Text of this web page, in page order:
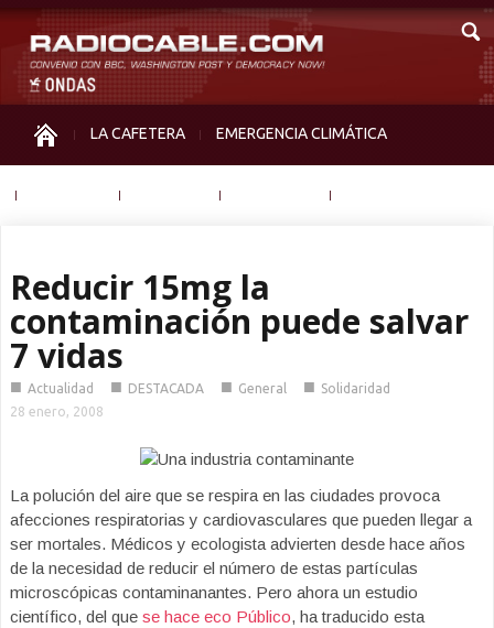
LA CAFETERA EMERGENCIA CLIMÁTICA
Reducir 15mg la
contaminación puede salvar
7 vidas
■ Actualidad ■ DESTACADA ■ General ■ Solidaridad
28 enero, 2008
La polución del aire que se respira en las ciudades provoca
afecciones respiratorias y cardiovasculares que pueden llegar a
ser mortales. Médicos y ecologista advierten desde hace años
de la necesidad de reducir el número de estas partículas
microscópicas contaminanantes. Pero ahora un estudio
científico, del que se hace eco Público, ha traducido esta